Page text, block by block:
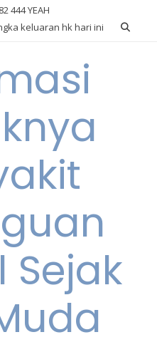
444 YEAH
keluaran hk hari ini
Sejak